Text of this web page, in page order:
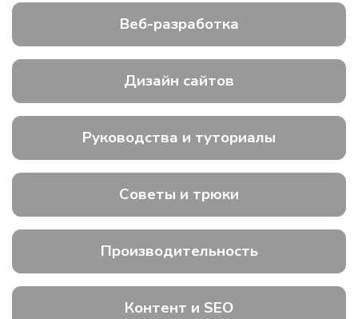
Веб-разработка
Дизайн сайтов
Руководства и туториалы
Советы и трюки
Производительность
Контент и SEO